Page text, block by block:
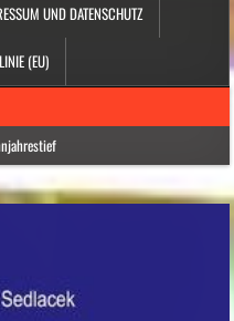
UND DATENSCHUTZ
(EU)
Waldbränden Notstand aus
Belästigung“ aus der Betreffzeile